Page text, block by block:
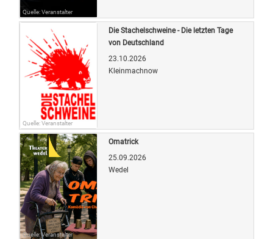
Quelle: Veranstalter
Quelle: Veranstalter
Die Stachelschweine - Die letzten Tage
von Deutschland
23.10.2026
Kleinmachnow
Quelle: Veranstalter
Omatrick
25.09.2026
Wedel